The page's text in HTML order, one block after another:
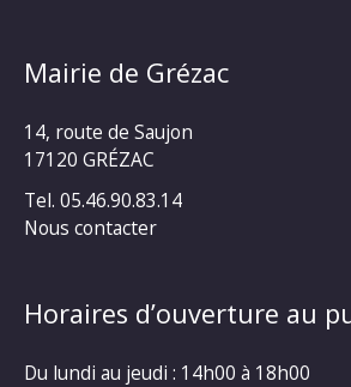
Mairie de Grézac
14, route de Saujon
17120 GRÉZAC
Tel. 05.46.90.83.14
Nous contacter
Horaires d’ouverture au
Du lundi au jeudi : 14h00 à 18h00